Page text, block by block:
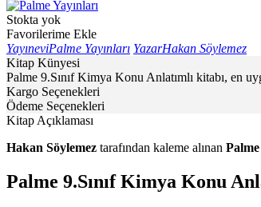
Stokta yok
Favorilerime Ekle
YayıneviPalme Yayınları YazarHakan Söylemez
Kitap Künyesi
Palme 9.Sınıf Kimya Konu Anlatımlı kitabı, en
Kargo Seçenekleri
Ödeme Seçenekleri
Kitap Açıklaması
Hakan Söylemez tarafından kaleme alınan
Palme 9.Sınıf Kimya Konu